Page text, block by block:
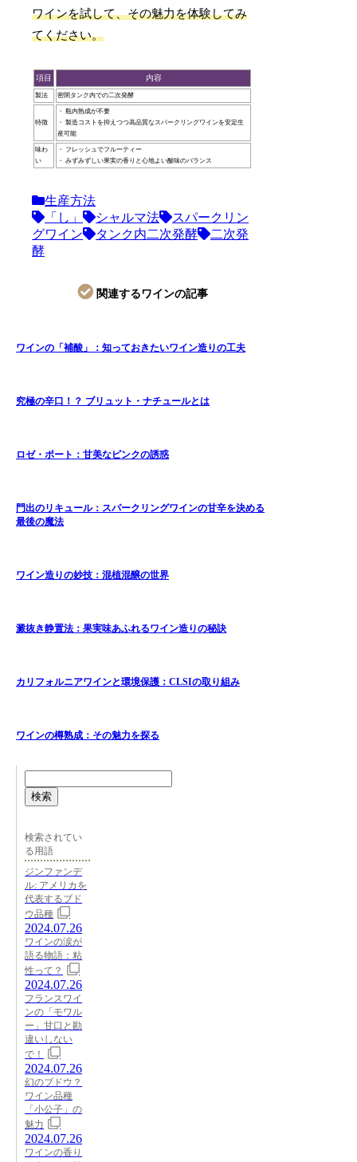
ワインを試して、その魅力を体験してみ
てください。
項目 内容
製法 密閉タンク内での二次発酵
特徴
・ 瓶内熟成が不要
・ 製造コストを抑えつつ高品質なスパークリングワインを安定生
産可能
味わ
い
・ フレッシュでフルーティー
・ みずみずしい果実の香りと心地よい酸味のバランス
生産方法
「し」
シャルマ法
スパークリン
グワイン
タンク内二次発酵
二次発
酵
関連するワインの記事
ワインの「補酸」：知っておきたいワイン造りの工夫
究極の辛口！？ ブリュット・ナチュールとは
ロゼ・ポート：甘美なピンクの誘惑
門出のリキュール：スパークリングワインの甘辛を決める
最後の魔法
ワイン造りの妙技：混植混醸の世界
澱抜き静置法：果実味あふれるワイン造りの秘訣
カリフォルニアワインと環境保護：CLSIの取り組み
ワインの樽熟成：その魅力を探る
検索
検索されてい
る用語
ジンファンデ
ル: アメリカを
代表するブド
ウ品種
2024.07.26
ワインの涙が
語る物語：粘
性って？
2024.07.26
フランスワイ
ンの「モワル
ー」甘口と勘
違いしない
で！
2024.07.26
幻のブドウ？
ワイン品種
「小公子」の
魅力
2024.07.26
ワインの香り